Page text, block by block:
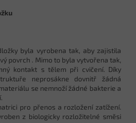
byla vyrobena tak, aby zajistila
povrch . Mimo to byla vytvořena tak,
kontakt s tělem při cvičení. Díky
neprosákne dovnitř žádná
se nemnoží žádné bakterie a
pro přenos a rozložení zatížení.
z biologicky rozložitelné směsi